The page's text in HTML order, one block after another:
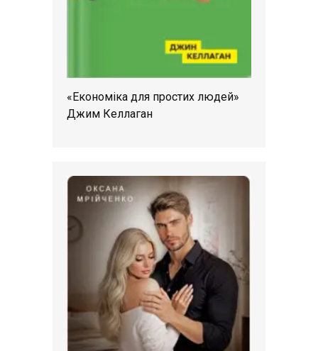
«Економіка для простих людей»
Джим Келлаган